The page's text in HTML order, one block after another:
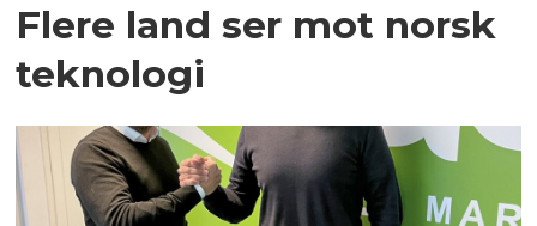
Flere land ser mot norsk
teknologi